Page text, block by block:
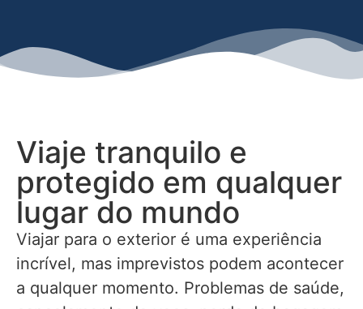
Viaje tranquilo e
protegido em qualquer
lugar do mundo
Viajar para o exterior é uma experiência
incrível, mas imprevistos podem acontecer
a qualquer momento. Problemas de saúde,